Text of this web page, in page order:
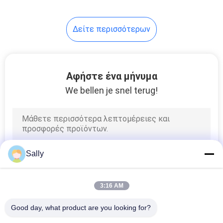
Τηλεσκοπικός
Τοποθετημένος
φορτηγό γερανός
Δείτε περισσότερων
Αφήστε ένα μήνυμα
We bellen je snel terug!
Sally
3:16 AM
Good day, what product are you looking for?